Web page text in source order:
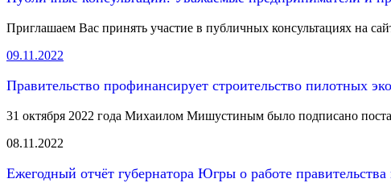
Приглашаем Вас принять участие в публичных консультациях на
09.11.2022
Правительство профинансирует строительство пилотных
31 октября 2022 года Михаилом Мишустиным было подписано
08.11.2022
Ежегодный отчёт губернатора Югры о работе